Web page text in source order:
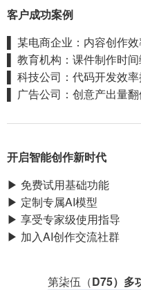
客户成功案例
▌ 某电商企业：内容创作
▌ 教育机构：课件制作时
▌ 科技公司：代码开发效
▌ 广告公司：创意产出量
开启智能创作新时代
▶ 免费试用基础功能
▶ 定制专属AI模型
▶ 享受专家级使用指导
▶ 加入AI创作交流社群
第柒伍（D75）多